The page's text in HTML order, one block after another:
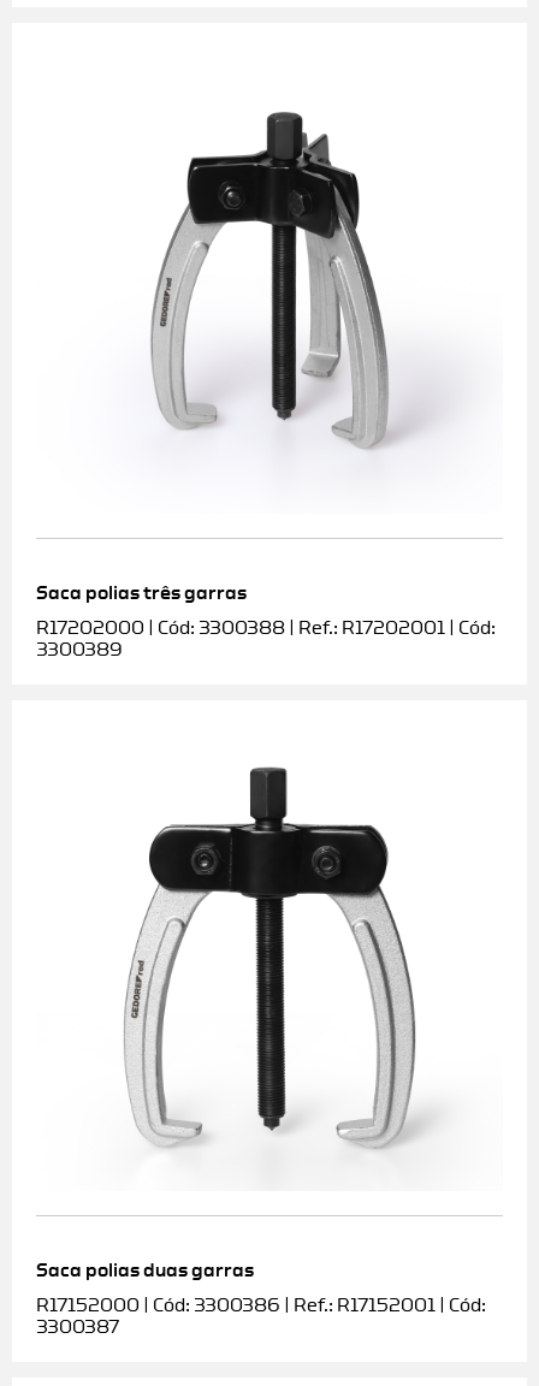
Saca polias três garras
R17202000 | Cód: 3300388 | Ref.: R17202001 | Cód:
3300389
Saca polias duas garras
R17152000 | Cód: 3300386 | Ref.: R17152001 | Cód:
3300387